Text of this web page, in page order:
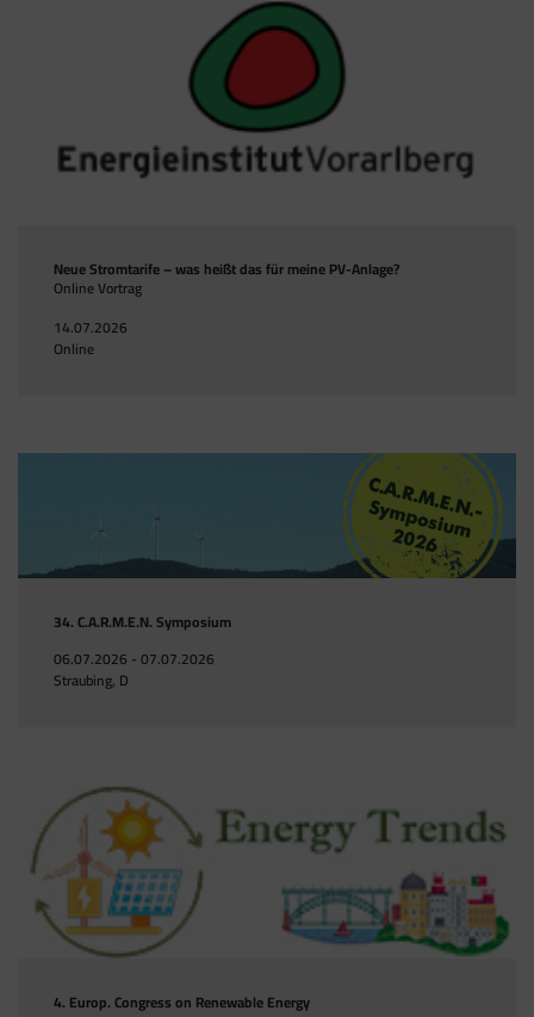
Neue Stromtarife – was heißt das für meine PV-Anlage?
Online Vortrag
14.07.2026
Online
34. C.A.R.M.E.N. Symposium
06.07.2026 - 07.07.2026
Straubing, D
4. Europ. Congress on Renewable Energy